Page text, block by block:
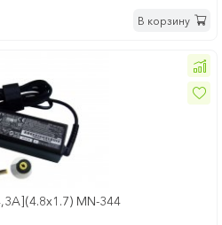
В корзину
MN-344